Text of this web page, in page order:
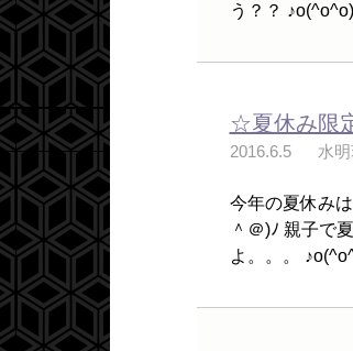
う？？
☆夏休み限
2016.6.5 水
今年の夏休み
＾＠)ﾉ 親子で
よ。。。